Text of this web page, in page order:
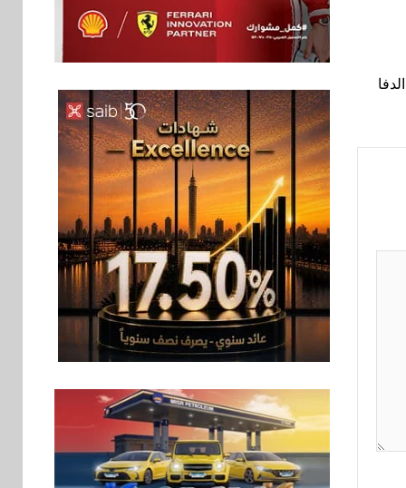
6 بنوك
بنك QNB مصر يعزز
جاهزية المشروعات
الصغيرة والمتوسطة
للنمو والتوسع
7
اخبار
فيكسد مصر و”حلول”
تتشاركان في تطوير
أول منصة للسياحة
الصحية في مصر
والشرق الأوسط
وأفريقيا Tour4Cure
8
هواوي: هاتف nova 15
Max بطارية ضخمة
وتصميم متين جهازًا
مثاليًا للشباب